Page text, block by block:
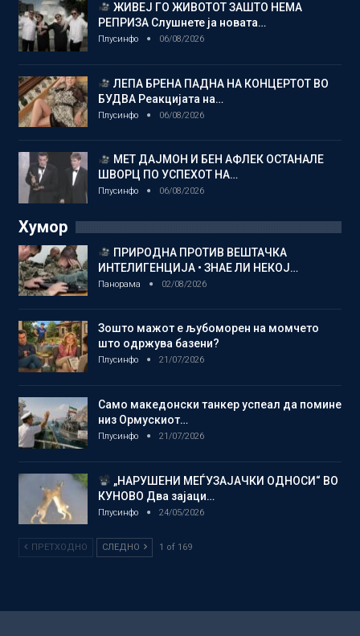
ЖИВЕЈ ГО ЖИВОТОТ ЗАШТО НЕМА
РЕПРИЗА Слушнете ја новата…
Плусинфо 06/08/2026
ЛЕПА БРЕНА ПАДНА НА КОНЦЕРТОТ ВО
БУДВА Реакцијата на…
Плусинфо 06/08/2026
МЕТ ДАЈМОН И БЕН АФЛЕК ОСТАНАЛЕ
ШВОРЦ ПО УСПЕХОТ НА…
Плусинфо 06/08/2026
Хумор
ПРИРОДНА ПРОТИВ ВЕШТАЧКА
ИНТЕЛИГЕНЦИЈА • ЗНАЕ ЛИ НЕКОЈ…
Панорама 02/08/2026
Зошто мажот е љубоморен на момчето
што одржува базени?
Плусинфо 21/07/2026
Само македонски танкер успеал да помине
низ Ормускиот…
Плусинфо 21/07/2026
„НАРУШЕНИ МЕЃУЗАЈАЧКИ ОДНОСИ“ ВО
КУНОВО Два зајаци…
Плусинфо 24/05/2026
ПРЕТХОДНО СЛЕДНО 1 of 169